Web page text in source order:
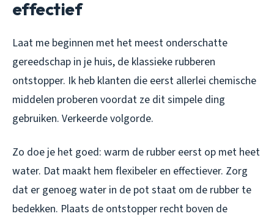
effectief
Laat me beginnen met het meest onderschatte
gereedschap in je huis, de klassieke rubberen
ontstopper. Ik heb klanten die eerst allerlei chemische
middelen proberen voordat ze dit simpele ding
gebruiken. Verkeerde volgorde.
Zo doe je het goed: warm de rubber eerst op met heet
water. Dat maakt hem flexibeler en effectiever. Zorg
dat er genoeg water in de pot staat om de rubber te
bedekken. Plaats de ontstopper recht boven de